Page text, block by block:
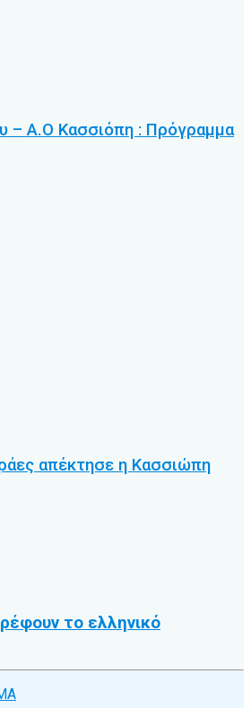
– Α.Ο Κασσιόπη : Πρόγραμμα
απέκτησε η Κασσιώπη
το ελληνικό